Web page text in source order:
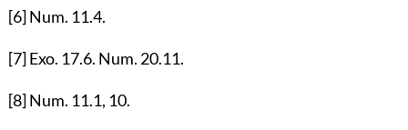
[6]Num. 11.4.
[7]Exo. 17.6. Num. 20.11.
[8]Num. 11.1, 10.